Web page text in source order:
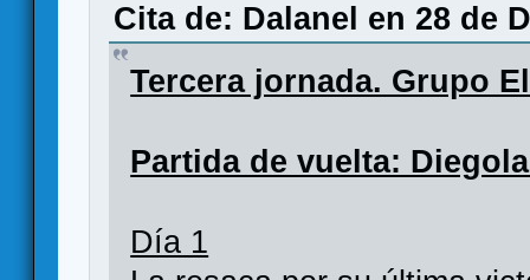
Cita de: Dalanel en 28 de
Tercera jornada. Grupo
Partida de vuelta:
Día 1